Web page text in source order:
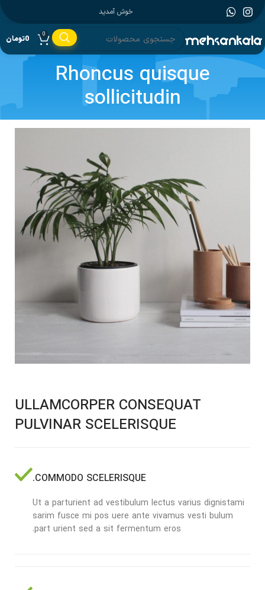
خوش آمدید
0
0تومان
Rhoncus quisque
sollicitudin
ULLAMCORPER CONSEQUAT
PULVINAR SCELERISQUE
COMMODO SCELERISQUE.
Ut a parturient ad vestibulum lectus varius dignistami
sarim fusce mi pos uere ante vivamus vesti bulum
part urient sed a sit fermentum eros.